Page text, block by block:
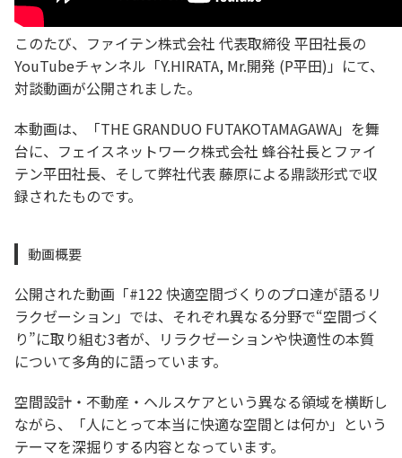
このたび、ファイテン株式会社 代表取締役 平田社長の
YouTubeチャンネル「Y.HIRATA, Mr.開発 (P平田)」にて、
対談動画が公開されました。
本動画は、「THE GRANDUO FUTAKOTAMAGAWA」を舞
台に、フェイスネットワーク株式会社 蜂谷社長とファイ
テン平田社長、そして弊社代表 藤原による鼎談形式で収
録されたものです。
動画概要
公開された動画「#122 快適空間づくりのプロ達が語るリ
ラクゼーション」では、それぞれ異なる分野で“空間づく
り”に取り組む3者が、リラクゼーションや快適性の本質
について多角的に語っています。
空間設計・不動産・ヘルスケアという異なる領域を横断し
ながら、「人にとって本当に快適な空間とは何か」という
テーマを深掘りする内容となっています。